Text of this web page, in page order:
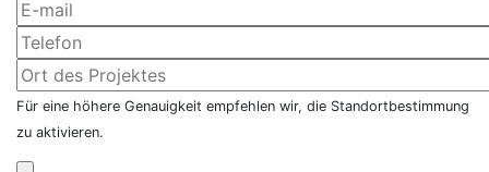
Für eine höhere Genauigkeit empfehlen wir, die Standortbestimmung
zu aktivieren.